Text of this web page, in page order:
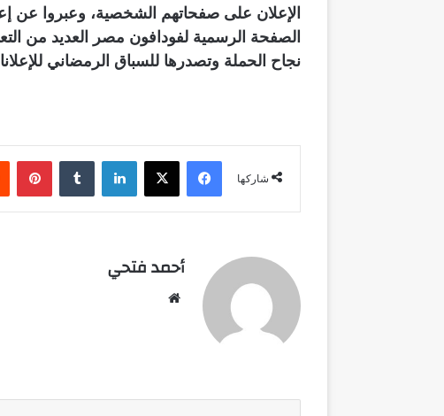
الإعلان على صفحاتهم الشخصية، وعبروا عن
الصفحة الرسمية لفودافون مصر العديد من
نجاح الحملة وتصدرها للسباق الرمضاني
شاركها
فيسبوك ‫X لينكدإن
أحمد فتحي